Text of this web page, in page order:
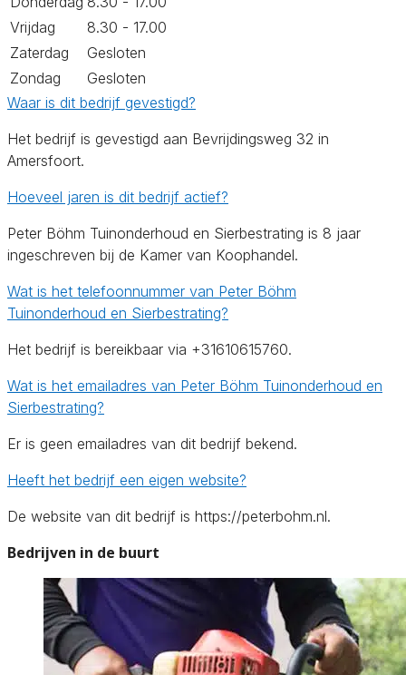
Vrijdag
8.30 - 17.00
Zaterdag
Gesloten
Zondag
Gesloten
Waar is dit bedrijf gevestigd?
Het bedrijf is gevestigd aan Bevrijdingsweg 32 in
Amersfoort.
Hoeveel jaren is dit bedrijf actief?
Peter Böhm Tuinonderhoud en Sierbestrating is 8 jaar
ingeschreven bij de Kamer van Koophandel.
Wat is het telefoonnummer van Peter Böhm
Tuinonderhoud en Sierbestrating?
Het bedrijf is bereikbaar via +31610615760.
Wat is het emailadres van Peter Böhm Tuinonderhoud en
Sierbestrating?
Er is geen emailadres van dit bedrijf bekend.
Heeft het bedrijf een eigen website?
De website van dit bedrijf is https://peterbohm.nl.
Bedrijven in de buurt